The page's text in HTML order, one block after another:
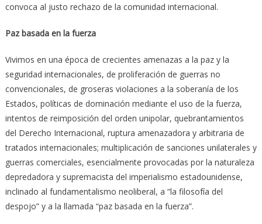
convoca al justo rechazo de la comunidad internacional.
Paz basada en la fuerza
Vivimos en una época de crecientes amenazas a la paz y la
seguridad internacionales, de proliferación de guerras no
convencionales, de groseras violaciones a la soberanía de los
Estados, políticas de dominación mediante el uso de la fuerza,
intentos de reimposición del orden unipolar, quebrantamientos
del Derecho Internacional, ruptura amenazadora y arbitraria de
tratados internacionales; multiplicación de sanciones unilaterales y
guerras comerciales, esencialmente provocadas por la naturaleza
depredadora y supremacista del imperialismo estadounidense,
inclinado al fundamentalismo neoliberal, a “la filosofía del
despojo” y a la llamada “paz basada en la fuerza”.